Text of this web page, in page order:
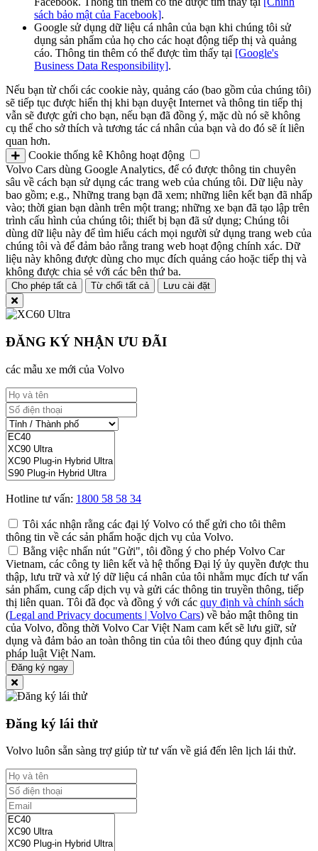
sách bảo mật của Facebook].
Google sử dụng dữ liệu cá nhân của bạn khi chúng tôi sử
dụng sản phẩm của họ cho các hoạt động tiếp thị và quảng
cáo. Thông tin thêm có thể được tìm thấy tại [Google's
Business Data Responsibility].
Nếu bạn từ chối các cookie này, quảng cáo (bao gồm của chúng tôi)
sẽ tiếp tục được hiển thị khi bạn duyệt Internet và thông tin tiếp thị
vẫn sẽ được gửi cho bạn, nếu bạn đã đồng ý, mặc dù nó sẽ không
cụ thể cho sở thích và tương tác cá nhân của bạn và do đó sẽ ít liên
quan hơn.
Cookie thống kê Không hoạt động
Volvo Cars dùng Google Analytics, để có được thông tin chuyên
sâu về cách bạn sử dụng các trang web của chúng tôi. Dữ liệu này
bao gồm; e.g., Những trang bạn đã xem; những liên kết bạn đã nhấp
vào; thời gian bạn dành trên một trang; những xe bạn đã tạo lập trên
trình cấu hình của chúng tôi; thiết bị bạn đã sử dụng; Chúng tôi
dùng dữ liệu này để tìm hiểu cách mọi người sử dụng trang web của
chúng tôi và để đảm bảo rằng trang web hoạt động chính xác. Dữ
liệu này không được dùng cho mục đích quảng cáo hoặc tiếp thị và
không được chia sẻ với các bên thứ ba.
Cho phép tất cả Từ chối tất cả Lưu cài đặt
ĐĂNG KÝ NHẬN ƯU ĐÃI
các mẫu xe mới của Volvo
Hotline tư vấn: 1800 58 58 34
Tôi xác nhận rằng các đại lý Volvo có thể gửi cho tôi thêm
thông tin về các sản phẩm hoặc dịch vụ của Volvo.
Bằng việc nhấn nút "Gửi", tôi đồng ý cho phép Volvo Car
Vietnam, các công ty liên kết và hệ thống Đại lý ủy quyền được thu
thập, lưu trữ và xử lý dữ liệu cá nhân của tôi nhằm mục đích tư vấn
sản phẩm, cung cấp dịch vụ và gửi các thông tin truyền thông, tiếp
thị liên quan. Tôi đã đọc và đồng ý với các quy định và chính sách
(Legal and Privacy documents | Volvo Cars) về bảo mật thông tin
của Volvo, đồng thời Volvo Car Việt Nam cam kết sẽ lưu giữ, sử
dụng và đảm bảo an toàn thông tin của tôi theo đúng quy định của
pháp luật Việt Nam.
Đăng ký ngay
Đăng ký lái thử
Volvo luôn sẵn sàng trợ giúp từ tư vấn về giá đến lên lịch lái thử.